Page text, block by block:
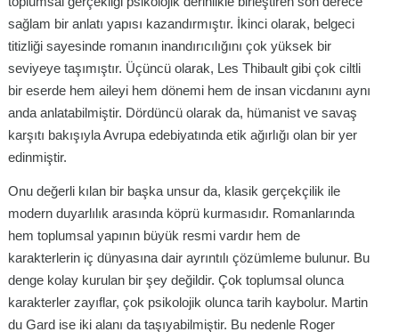
sağlam bir anlatı yapısı kazandırmıştır. İkinci olarak, belgeci
titizliği sayesinde romanın inandırıcılığını çok yüksek bir
seviyeye taşımıştır. Üçüncü olarak, Les Thibault gibi çok ciltli
bir eserde hem aileyi hem dönemi hem de insan vicdanını aynı
anda anlatabilmiştir. Dördüncü olarak da, hümanist ve savaş
karşıtı bakışıyla Avrupa edebiyatında etik ağırlığı olan bir yer
edinmiştir.
Onu değerli kılan bir başka unsur da, klasik gerçekçilik ile
modern duyarlılık arasında köprü kurmasıdır. Romanlarında
hem toplumsal yapının büyük resmi vardır hem de
karakterlerin iç dünyasına dair ayrıntılı çözümleme bulunur. Bu
denge kolay kurulan bir şey değildir. Çok toplumsal olunca
karakterler zayıflar, çok psikolojik olunca tarih kaybolur. Martin
du Gard ise iki alanı da taşıyabilmiştir. Bu nedenle Roger